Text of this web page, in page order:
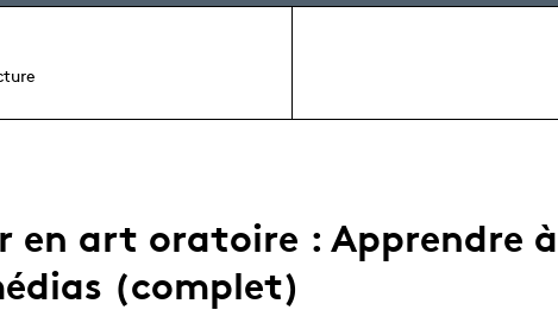
en art oratoire : Apprendre
(complet)